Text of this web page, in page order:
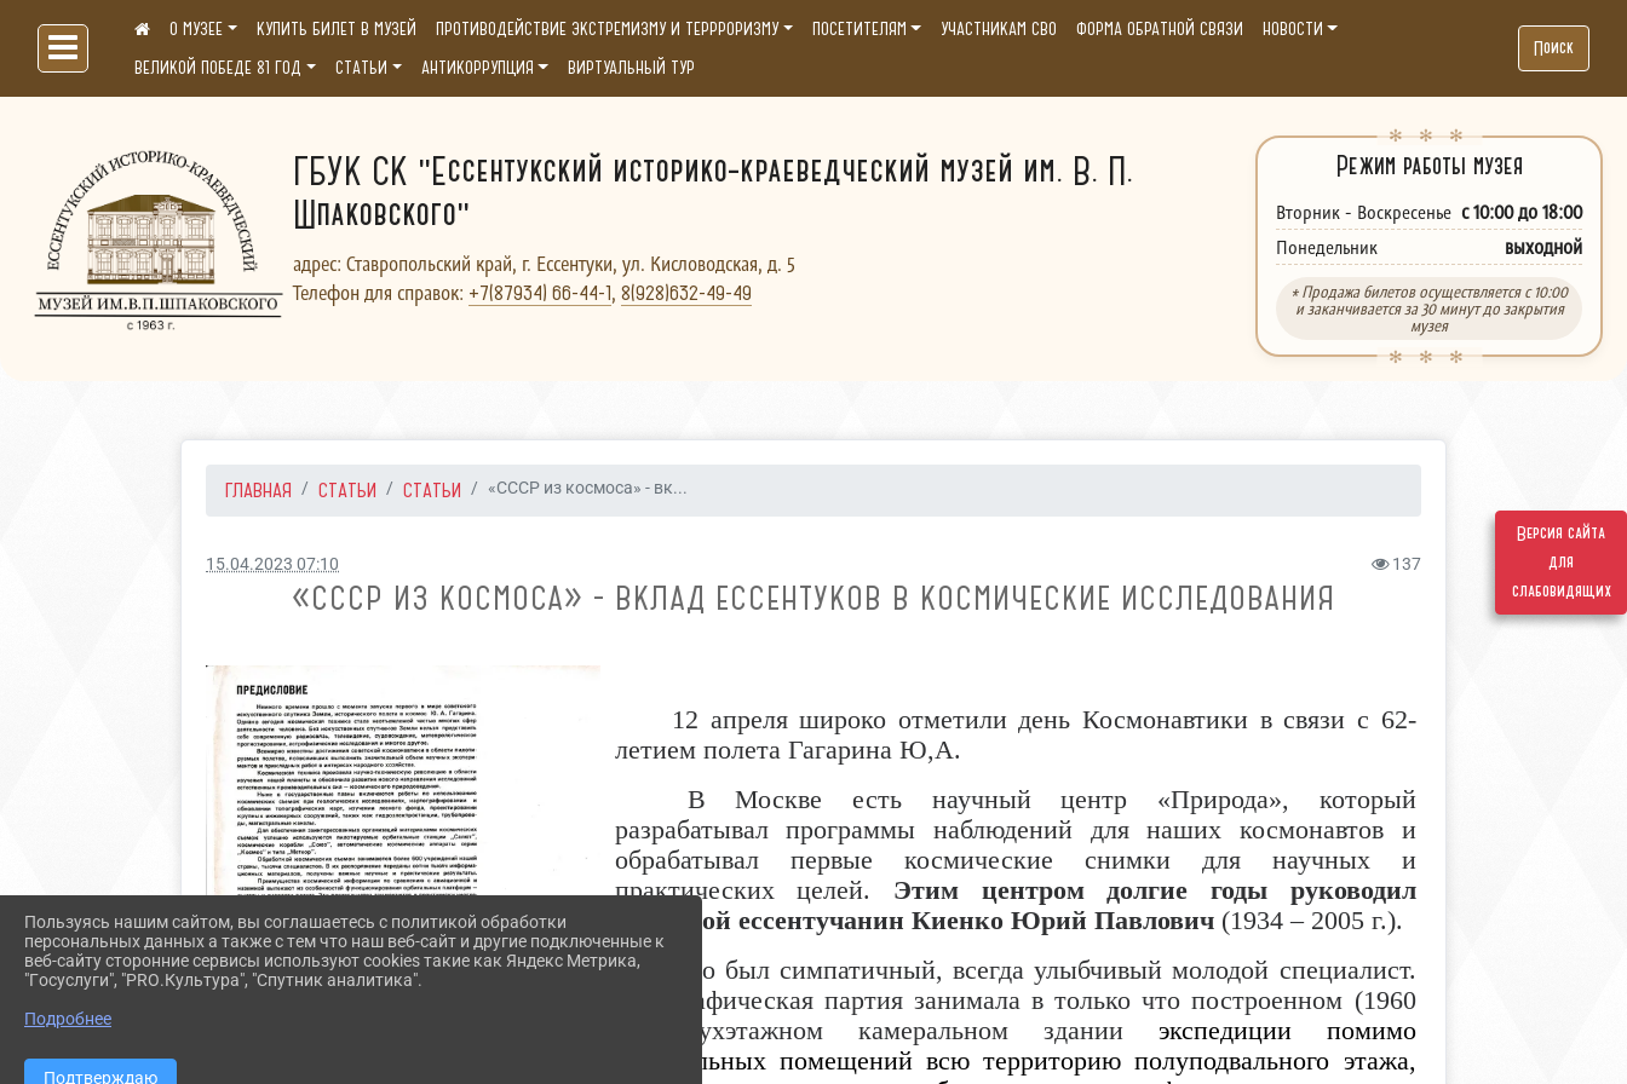
Версия сайта
для
слабовидящих
Больше, чем музей...О МУЗЕЕ КУПИТЬ БИЛЕТ В МУЗЕЙ ПРОТИВОДЕЙСТВИЕ ЭКСТРЕМИЗМУ И ТЕРРРОРИЗМУ ПОСЕТИТЕЛЯМ УЧАСТНИКАМ СВО ФОРМА ОБРАТНОЙ СВЯЗИ
НОВОСТИ
ВЕЛИКОЙ ПОБЕДЕ 81 ГОД
СТАТЬИ АНТИКОРРУПЦИЯ ВИРТУАЛЬНЫЙ ТУР
Поиск
ГБУК СК "Ессентукский историко-краеведческий музей им. В. П.
Шпаковского"
адрес: Ставропольский край, г. Ессентуки, ул. Кисловодская, д. 5
Телефон для справок: +7(87934) 66-44-1, 8(928)632-49-49
Режим работы музея
Вторник - Воскресенье с 10:00 до 18:00
Понедельник выходной
* Продажа билетов осуществляется с 10:00
и заканчивается за 30 минут до закрытия
музея
ГЛАВНАЯ СТАТЬИ СТАТЬИ «СССР из космоса» - вк...
15.04.2023 07:10 137
«СССР ИЗ КОСМОСА» - ВКЛАД ЕССЕНТУКОВ В КОСМИЧЕСКИЕ ИССЛЕДОВАНИЯ
12 апреля широко отметили день Космонавтики в связи с 62-
летием полета Гагарина Ю,А.
В Москве есть научный центр «Природа», который
разрабатывал программы наблюдений для наших космонавтов и
обрабатывал первые космические снимки для научных и
практических целей. Этим центром долгие годы руководил
коренной ессентучанин Киенко Юрий Павлович(1934 – 2005 г.).
Это был симпатичный, всегда улыбчивый молодой специалист.
Топографическая партия занимала в только что построенном (1960
.) двухэтажном камеральном здании экспедиции помимо
камеральных помещений всю территорию полуподвального этажа,
Пользуясь нашим сайтом, вы соглашаетесь с политикой обработки
персональных данных а также с тем что наш веб-сайт и другие подключенные к
веб-сайту сторонние сервисы используют cookies такие как Яндекс Метрика,
"Госуслуги", "PRO.Культура", "Спутник аналитика".
Подробнее
Подтверждаю